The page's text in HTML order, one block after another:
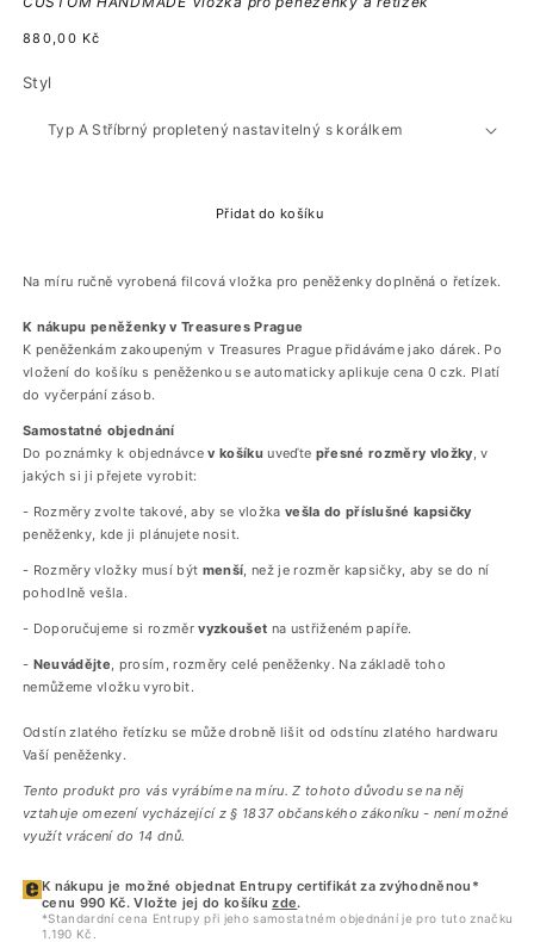
Běžná
880,00 Kč
Styl
Přidat do košíku
Na míru ručně vyrobená filcová vložka pro peněženky doplněná o řetízek.
K nákupu peněženky v Treasures Prague
K peněženkám zakoupeným v Treasures Prague přidáváme jako dárek. Po
vložení do košíku s peněženkou se automaticky aplikuje cena 0 czk. Platí
do vyčerpání zásob.
Samostatné objednání
Do poznámky k objednávcev košíkuuveďte přesné rozměry vložky, v
jakých si ji přejete vyrobit:
- Rozměry zvolte takové, aby se vložka vešla do příslušné kapsičky
peněženky, kde ji plánujete nosit.
- Rozměry vložky musí být menší, než je rozměr kapsičky, aby se do ní
pohodlně vešla.
- Doporučujeme si rozměrvyzkoušet na ustřiženém papíře.
- Neuvádějte, prosím, rozměry celé peněženky. Na základě toho
nemůžeme vložku vyrobit.
Odstín zlatého řetízku se může drobně lišit od odstínu zlatého hardwaru
Vaší peněženky.
Tento produkt pro vás vyrábíme na míru. Z tohoto důvodu se na něj
vztahuje omezení vycházející z§ 1837 občanského zákoníku - není možné
využít vrácení do 14 dnů.
K nákupu je možné objednat Entrupy certifikát za zvýhodněnou*
cenu 990 Kč. Vložte jej do košíkuzde.
*Standardní cena Entrupy při jeho samostatném objednání je pro tuto značku
1.190 Kč.